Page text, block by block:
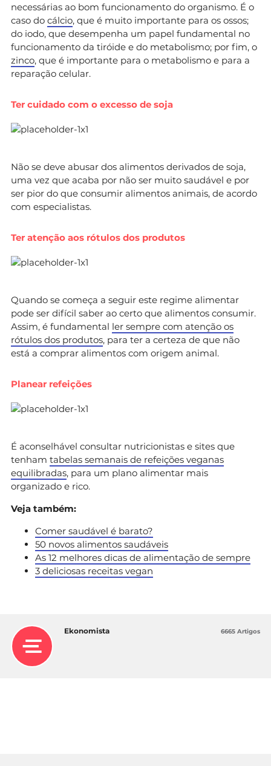
necessárias ao bom funcionamento do organismo. É o
caso do cálcio, que é muito importante para os ossos;
do iodo, que desempenha um papel fundamental no
funcionamento da tiróide e do metabolismo; por fim, o
zinco, que é importante para o metabolismo e para a
reparação celular.
Ter cuidado com o excesso de soja
Não se deve abusar dos alimentos derivados de soja,
uma vez que acaba por não ser muito saudável e por
ser pior do que consumir alimentos animais, de acordo
com especialistas.
Ter atenção aos rótulos dos produtos
Quando se começa a seguir este regime alimentar
pode ser difícil saber ao certo que alimentos consumir.
Assim, é fundamental ler sempre com atenção os
rótulos dos produtos, para ter a certeza de que não
está a comprar alimentos com origem animal.
Planear refeições
É aconselhável consultar nutricionistas e sites que
tenham tabelas semanais de refeições veganas
equilibradas, para um plano alimentar mais
organizado e rico.
Veja também:
Comer saudável é barato?
50 novos alimentos saudáveis
As 12 melhores dicas de alimentação de sempre
3 deliciosas receitas vegan
Ekonomista 6665 Artigos